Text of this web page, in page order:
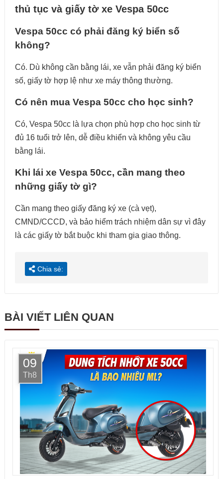
thủ tục và giấy tờ xe Vespa 50cc
Vespa 50cc có phải đăng ký biển số
không?
Có. Dù không cần bằng lái, xe vẫn phải đăng ký biển
số, giấy tờ hợp lệ như xe máy thông thường.
Có nên mua Vespa 50cc cho học sinh?
Có, Vespa 50cc là lựa chọn phù hợp cho học sinh từ
đủ 16 tuổi trở lên, dễ điều khiển và không yêu cầu
bằng lái.
Khi lái xe Vespa 50cc, cần mang theo
những giấy tờ gì?
Cần mang theo giấy đăng ký xe (cà vẹt),
CMND/CCCD, và bảo hiểm trách nhiệm dân sự vì đây
là các giấy tờ bắt buộc khi tham gia giao thông.
Chia sẻ:
BÀI VIẾT LIÊN QUAN
09
Th8